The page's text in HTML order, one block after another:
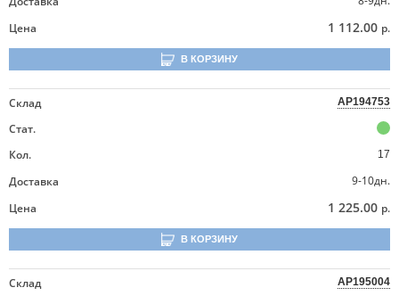
Цена
1 112.00 р.
В КОРЗИНУ
Склад AP194753
Стат.
Кол.
17
Доставка
9-10дн.
Цена
1 225.00 р.
В КОРЗИНУ
Склад AP195004